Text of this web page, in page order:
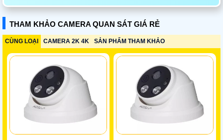
THAM KHẢO CAMERA QUAN SÁT GIÁ RẺ
CÙNG LOẠI CAMERA 2K 4K SẢN PHẨM THAM KHẢO